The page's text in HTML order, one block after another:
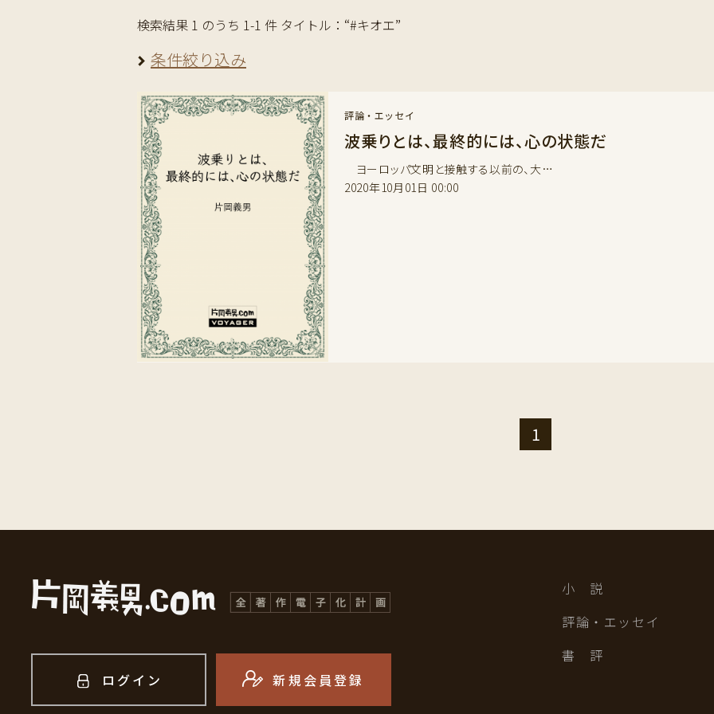
検索結果 1 のうち 1-1 件 タイトル：“#キオエ”
条件絞り込み
評論・エッセイ
波乗りとは、最終的には、心の状態だ
ヨーロッパ文明と接触する以前の、大…
2020年10月01日 00:00
1
ログイン 新規会員登録
小 説
評論・エッセイ
書 評